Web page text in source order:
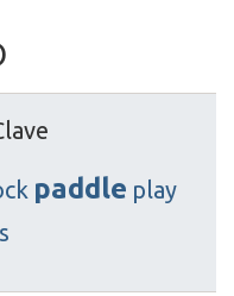
paddle play